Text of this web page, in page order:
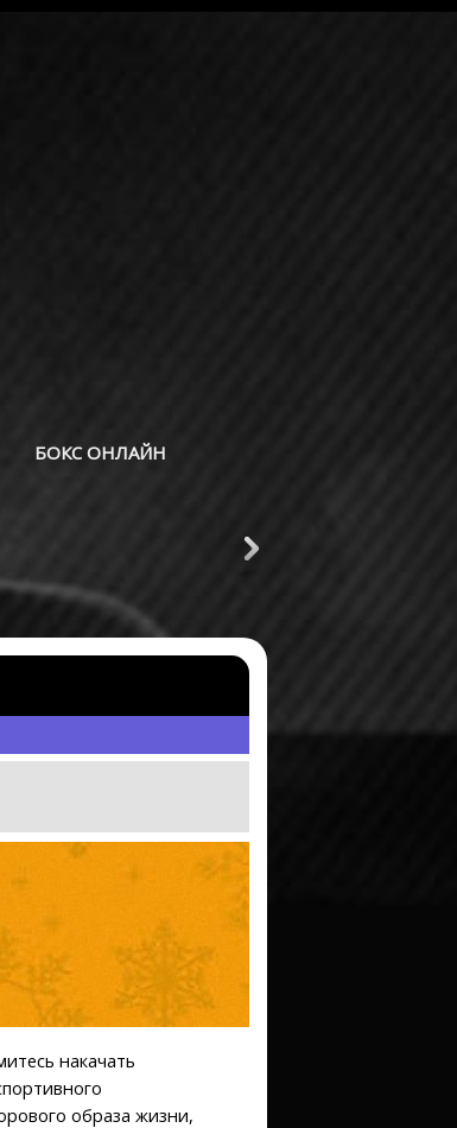
БОКС ОНЛАЙН
Рой Джонс
накачать
образа жизни,